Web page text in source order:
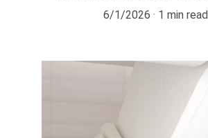
6/1/2026
1 min read